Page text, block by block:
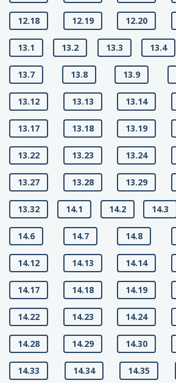
12.18 12.19 12.20
13.1 13.2 13.3 13.4
13.7 13.8 13.9
13.12 13.13 13.14
13.17 13.18 13.19
13.22 13.23 13.24
13.27 13.28 13.29
13.32 14.1 14.2 14.3
14.6 14.7 14.8
14.12 14.13 14.14
14.17 14.18 14.19
14.22 14.23 14.24
14.28 14.29 14.30
14.33 14.34 14.35